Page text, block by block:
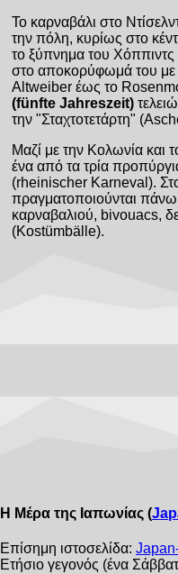
Το καρναβάλι στο
την πόλη, κυρίως στο
το ξύπνημα του Χόππιντς
στο αποκορύφωμά του με
Altweiber έως το
(fünfte Jahreszeit)
την "Σταχτοτετάρτη"
Μαζί με την Κολωνία και
ένα από τα τρία
(rheinischer Karneval).
πραγματοποιούνται
καρναβαλιού, bivouacs,
(Kostümbälle).
Η Μέρα της Ιαπωνίας (
Επίσημη ιστοσελίδα:
Ετήσιο γεγονός (ένα